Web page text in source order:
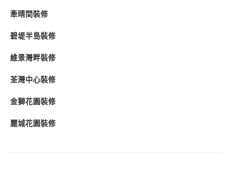
牽晴間裝修
碧堤半島裝修
維景灣畔裝修
荃灣中心裝修
金獅花園裝修
麗城花園裝修